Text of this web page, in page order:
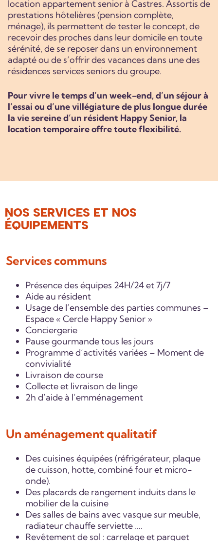
location appartement senior à Castres. Assortis de
prestations hôtelières (pension complète,
ménage), ils permettent de tester le concept, de
recevoir des proches dans leur domicile en toute
sérénité, de se reposer dans un environnement
adapté ou de s’offrir des vacances dans une des
résidences services seniors du groupe.
Pour vivre le temps d’un week-end, d’un séjour à
l’essai ou d’une villégiature de plus longue durée
la vie sereine d’un résident Happy Senior, la
location temporaire offre toute flexibilité.
NOS SERVICES ET NOS
ÉQUIPEMENTS
Services communs
Présence des équipes 24H/24 et 7j/7
Aide au résident
Usage de l’ensemble des parties communes –
Espace « Cercle Happy Senior »
Conciergerie
Pause gourmande tous les jours
Programme d’activités variées – Moment de
convivialité
Livraison de course
Collecte et livraison de linge
2h d’aide à l’emménagement
Un aménagement qualitatif
Des cuisines équipées (réfrigérateur, plaque
de cuisson, hotte, combiné four et micro-
onde).
Des placards de rangement induits dans le
mobilier de la cuisine
Des salles de bains avec vasque sur meuble,
radiateur chauffe serviette ….
Revêtement de sol : carrelage et parquet